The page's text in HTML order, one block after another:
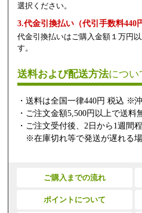
選択ください。
3.代金引換払い（代引手数料440
代金引換払いはご購入金額１万円
す。
送料および配送方法につい
・送料は全国一律440円 税込 ※
・ご注文金額5,500円以上で送料
・ご注文受付後、2日から1週間
※在庫切れ等で発送が遅れる場
ご購入までの流れ
ポイントについて